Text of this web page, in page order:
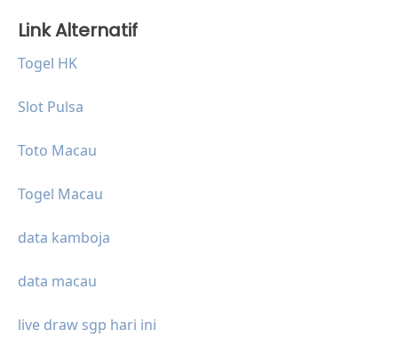
Link Alternatif
Togel HK
Slot Pulsa
Toto Macau
Togel Macau
data kamboja
data macau
live draw sgp hari ini